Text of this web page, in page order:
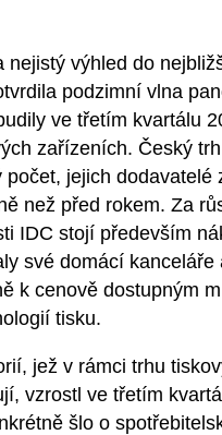
nejistý výhled do
podzimní vlna
ve třetím kvartálu
zařízeních. Český
jejich dodavatelé
než před rokem. Za
IDC stojí především
své domácí kanceláře
k cenově dostupným
tisku.
jež v rámci trhu
vzrostl ve třetím
šlo o